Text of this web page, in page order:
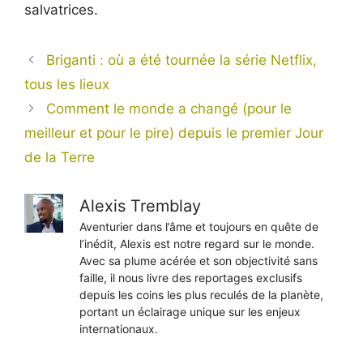
salvatrices.
Briganti : où a été tournée la série Netflix,
tous les lieux
Comment le monde a changé (pour le
meilleur et pour le pire) depuis le premier Jour
de la Terre
Alexis Tremblay
Aventurier dans l’âme et toujours en quête de
l’inédit, Alexis est notre regard sur le monde.
Avec sa plume acérée et son objectivité sans
faille, il nous livre des reportages exclusifs
depuis les coins les plus reculés de la planète,
portant un éclairage unique sur les enjeux
internationaux.